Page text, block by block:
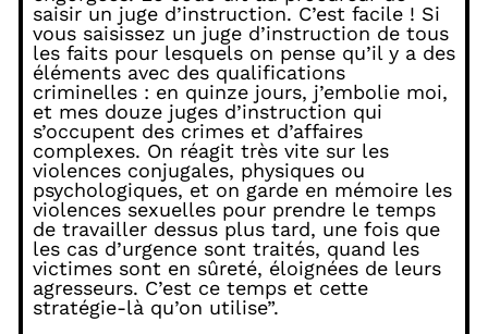
saisir un juge d’instruction. C’est facile ! Si
vous saisissez un juge d’instruction de tous
les faits pour lesquels on pense qu’il y a des
éléments avec des qualifications
criminelles : en quinze jours, j’embolie moi,
et mes douze juges d’instruction qui
s’occupent des crimes et d’affaires
complexes. On réagit très vite sur les
violences conjugales, physiques ou
psychologiques, et on garde en mémoire les
violences sexuelles pour prendre le temps
de travailler dessus plus tard, une fois que
les cas d’urgence sont traités, quand les
victimes sont en sûreté, éloignées de leurs
agresseurs. C’est ce temps et cette
stratégie-là qu’on utilise”.